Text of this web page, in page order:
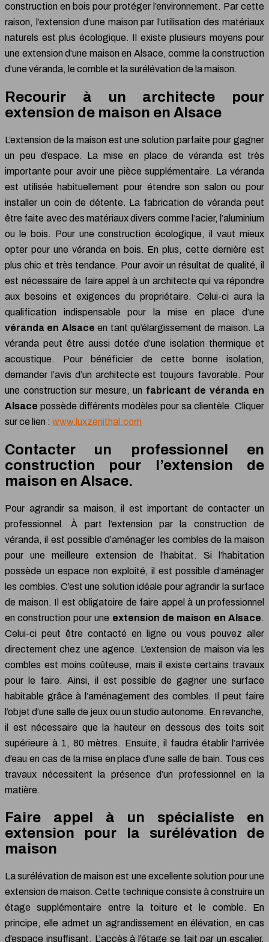
construction en bois pour protéger l’environnement. Par cette
raison, l’extension d’une maison par l’utilisation des matériaux
naturels est plus écologique. Il existe plusieurs moyens pour
une extension d’une maison en Alsace, comme la construction
d’une véranda, le comble et la surélévation de la maison.
Recourir à un architecte pour
extension de maison en Alsace
L’extension de la maison est une solution parfaite pour gagner
un peu d’espace. La mise en place de véranda est très
importante pour avoir une pièce supplémentaire. La véranda
est utilisée habituellement pour étendre son salon ou pour
installer un coin de détente. La fabrication de véranda peut
être faite avec des matériaux divers comme l’acier, l’aluminium
ou le bois. Pour une construction écologique, il vaut mieux
opter pour une véranda en bois. En plus, cette dernière est
plus chic et très tendance. Pour avoir un résultat de qualité, il
est nécessaire de faire appel à un architecte qui va répondre
aux besoins et exigences du propriétaire. Celui-ci aura la
qualification indispensable pour la mise en place d’une
véranda en Alsace en tant qu’élargissement de maison. La
véranda peut être aussi dotée d’une isolation thermique et
acoustique. Pour bénéficier de cette bonne isolation,
demander l’avis d’un architecte est toujours favorable. Pour
une construction sur mesure, un fabricant de véranda en
Alsace possède différents modèles pour sa clientèle. Cliquer
sur ce lien : www.luxzenithal.com
Contacter un professionnel en
construction pour l’extension de
maison en Alsace.
Pour agrandir sa maison, il est important de contacter un
professionnel. À part l’extension par la construction de
véranda, il est possible d’aménager les combles de la maison
pour une meilleure extension de l’habitat. Si l’habitation
possède un espace non exploité, il est possible d’aménager
les combles. C’est une solution idéale pour agrandir la surface
de maison. Il est obligatoire de faire appel à un professionnel
en construction pour une extension de maison en Alsace.
Celui-ci peut être contacté en ligne ou vous pouvez aller
directement chez une agence. L’extension de maison via les
combles est moins coûteuse, mais il existe certains travaux
pour le faire. Ainsi, il est possible de gagner une surface
habitable grâce à l’aménagement des combles. Il peut faire
l’objet d’une salle de jeux ou un studio autonome. En revanche,
il est nécessaire que la hauteur en dessous des toits soit
supérieure à 1, 80 mètres. Ensuite, il faudra établir l’arrivée
d’eau en cas de la mise en place d’une salle de bain. Tous ces
travaux nécessitent la présence d’un professionnel en la
matière.
Faire appel à un spécialiste en
extension pour la surélévation de
maison
La surélévation de maison est une excellente solution pour une
extension de maison. Cette technique consiste à construire un
étage supplémentaire entre la toiture et le comble. En
principe, elle admet un agrandissement en élévation, en cas
d’espace insuffisant. L’accès à l’étage se fait par un escalier.